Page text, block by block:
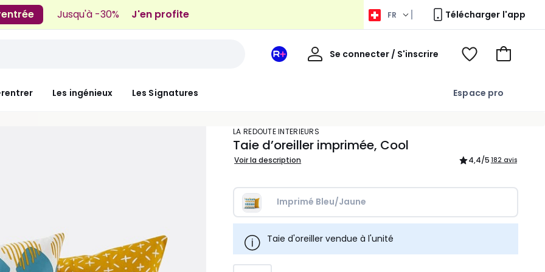
Jusqu'à -30% J'en profite FR Télécharger l'app
Les ingénieux Les Signatures Espace pro
Votre
Se connecter / S'inscrire
Bienvenue
Voir
Aller
LA REDOUTE INTERIEURS
Taie d’oreiller imprimée, Cool
Voir la description 4,4/5 182 avis
Imprimé Bleu/Jaune
Taie d'oreiller vendue à l'unité